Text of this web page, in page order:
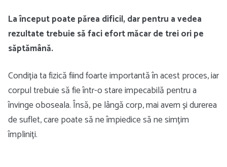
La început poate părea dificil, dar pentru a vedea
rezultate trebuie să faci efort măcar de trei ori pe
săptămână.
Condiția ta fizică fiind foarte importantă în acest proces, iar
corpul trebuie să fie într-o stare impecabilă pentru a
învinge oboseala. Însă, pe lângă corp, mai avem și durerea
de suflet, care poate să ne împiedice să ne simțim
împliniți.